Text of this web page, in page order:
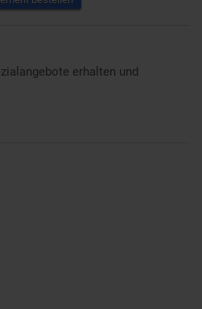
erhalten und